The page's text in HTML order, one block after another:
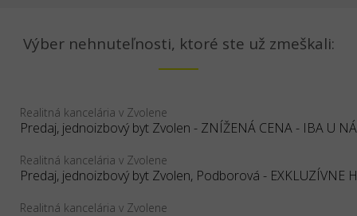
Výber nehnuteľnosti, ktoré ste už zmeškali:
Realitná kancelária v Zvolene
Predaj, jednoizbový byt Zvolen - ZNÍŽENÁ CENA - IBA U
Realitná kancelária v Zvolene
Realitná kancelária v Zvolene